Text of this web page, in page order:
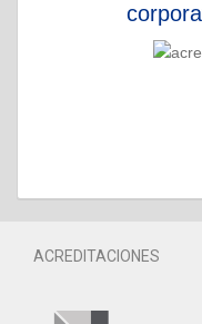
ACREDITACIONES